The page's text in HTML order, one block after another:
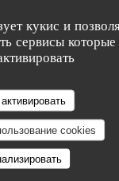
кукис и
сервисы
cookies